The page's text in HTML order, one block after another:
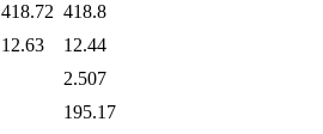
418.72 418.8
12.63
12.44
2.507
195.17